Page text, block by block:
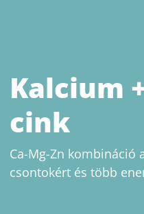
Kalcium
cink
Ca-Mg-Zn kombináció
csontokért és több